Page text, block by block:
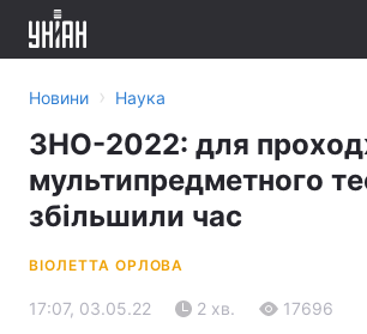
Новини › Наука
ЗНО-2022: для
мультипредметного
збільшили час
ВІОЛЕТТА ОРЛОВА
17:07, 03.05.22 2 хв. 17696